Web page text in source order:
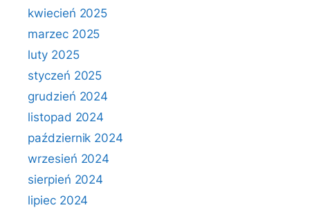
kwiecień 2025
marzec 2025
luty 2025
styczeń 2025
grudzień 2024
listopad 2024
październik 2024
wrzesień 2024
sierpień 2024
lipiec 2024